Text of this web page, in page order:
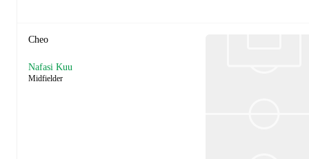
Cheo
Nafasi Kuu
Midfielder